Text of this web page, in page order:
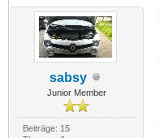
sabsy
Junior Member
Beiträge: 15